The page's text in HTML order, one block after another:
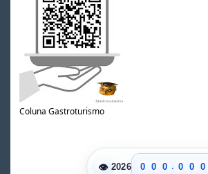
Coluna Gastroturismo
👁 2026
0
0
0 . 0
0
0